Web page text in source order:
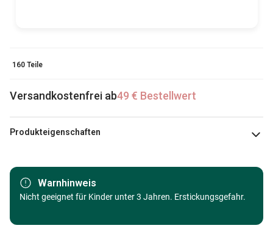
160 Teile
Versandkostenfrei ab49 € Bestellwert
Produkteigenschaften
Marke Educa
Kategorie Puzzle Städte und Dörfer
Alter
Puzzle für Erwachsene (500 bis
Warnhinweis
Nicht geeignet für Kinder unter 3 Jahren. Erstickungsgefahr.